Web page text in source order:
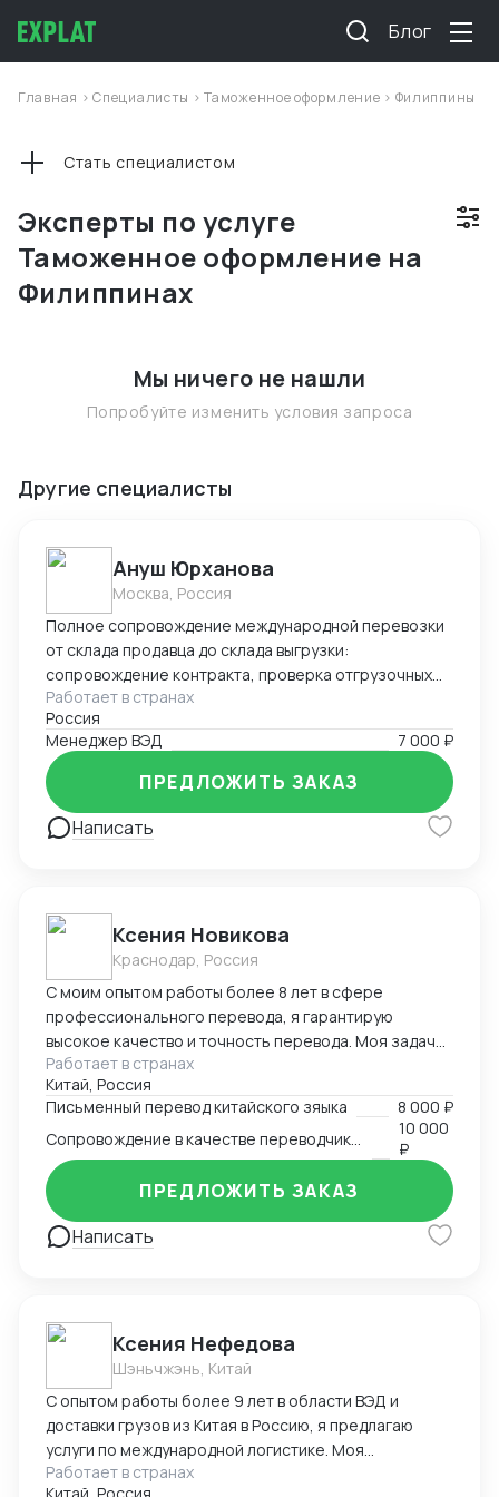
Блог
Главная >Специалисты >Таможенное оформление > Филиппины
Эксперты по услуге
Таможенное оформление на
Филиппинах
Стать специалистом
Мы ничего не нашли
Попробуйте изменить условия запроса
Другие специалисты
Ануш Юрханова
Москва, Россия
Полное сопровождение международной перевозки
от склада продавца до склада выгрузки:
сопровождение контракта, проверка отгрузочных
документов, подготовка документов для
таможенного оформления, работа с брокерами и
таможенными службами, подача статистической
формы в таможенные органы, валютный контроль (
оформление УНК, СПД), поиск экспедиторов,
работа с ЖД, Авто, Морским транспортом,
оперативное решение сопутствующих задач.
Работает в странах
Россия
Менеджер ВЭД
7 000 ₽
Написать
ПРЕДЛОЖИТЬ ЗАКАЗ
Ксения Новикова
Краснодар, Россия
С моим опытом работы более 8 лет в сфере
профессионального перевода, я гарантирую
высокое качество и точность перевода. Моя задача
- обеспечить точный и качественный перевод с
китайского на русский и наоборот, чтобы установить
эффективную коммуникацию между клиентами.
Работает в странах
Китай, Россия
Письменный перевод китайского зяыка
8 000 ₽
10 000
₽
Написать
ПРЕДЛОЖИТЬ ЗАКАЗ
Ксения Нефедова
Шэньчжэнь, Китай
С опытом работы более 9 лет в области ВЭД и
доставки грузов из Китая в Россию, я предлагаю
услуги по международной логистике. Моя
экспертиза обеспечивает эффективную и надежную
Работает в странах